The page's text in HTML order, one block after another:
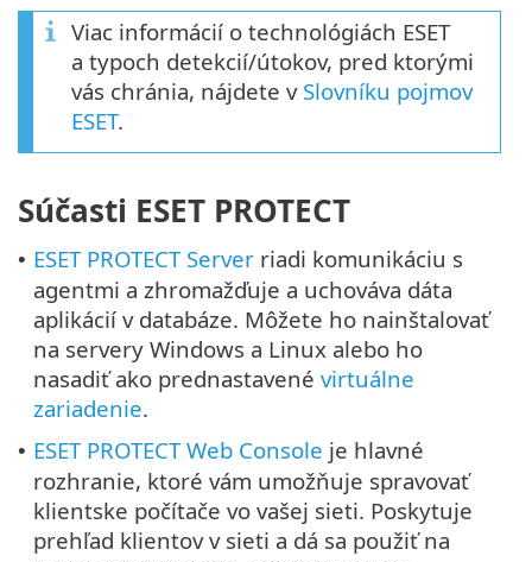
Viac informácií o technológiách ESET
a typoch detekcií/útokov, pred ktorými
vás chránia, nájdete v Slovníku pojmov
ESET.
Súčasti ESET PROTECT
• ESET PROTECT Server riadi komunikáciu s
agentmi a zhromažďuje a uchováva dáta
aplikácií v databáze. Môžete ho nainštalovať
na servery Windows a Linux alebo ho
nasadiť ako prednastavené virtuálne
zariadenie.
• ESET PROTECT Web Console je hlavné
rozhranie, ktoré vám umožňuje spravovať
klientske počítače vo vašej sieti. Poskytuje
prehľad klientov v sieti a dá sa použiť na